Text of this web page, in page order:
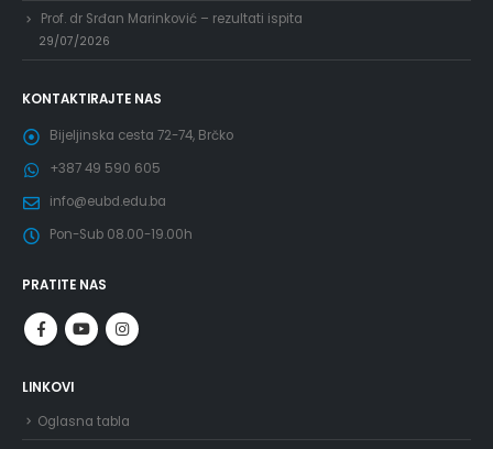
Prof. dr Srđan Marinković – rezultati ispita
29/07/2026
KONTAKTIRAJTE NAS
Bijeljinska cesta 72-74, Brčko
+387 49 590 605
info@eubd.edu.ba
Pon-Sub 08.00-19.00h
PRATITE NAS
LINKOVI
Oglasna tabla